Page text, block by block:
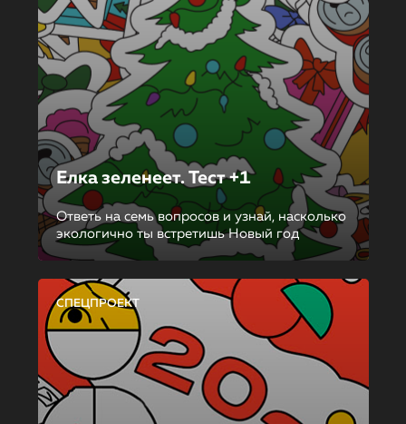
Елка зеленеет. Тест +1
Ответь на семь вопросов и узнай, насколько
экологично ты встретишь Новый год
СПЕЦПРОЕКТ